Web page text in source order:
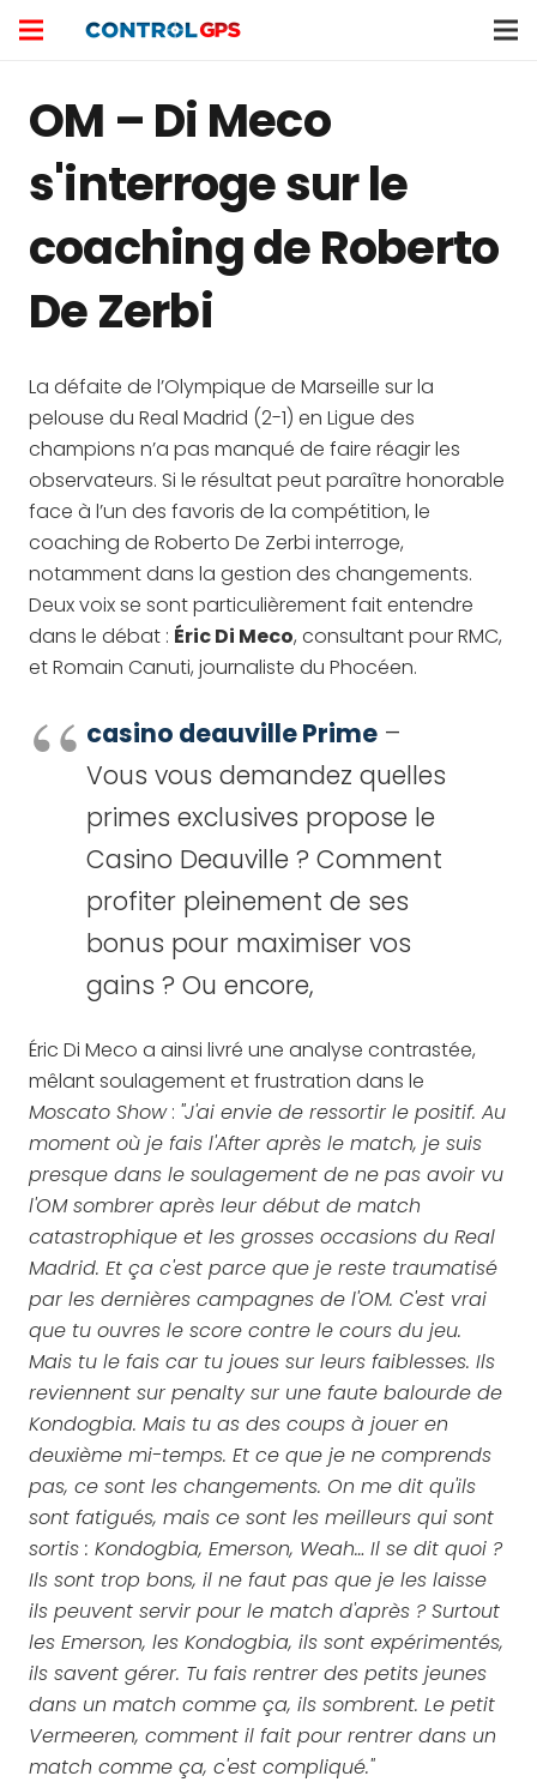
OM – Di Meco
s'interroge sur le
coaching de Roberto
De Zerbi
La défaite de l’Olympique de Marseille sur la
pelouse du Real Madrid (2-1) en Ligue des
champions n’a pas manqué de faire réagir les
observateurs. Si le résultat peut paraître honorable
face à l’un des favoris de la compétition, le
coaching de Roberto De Zerbi interroge,
notamment dans la gestion des changements.
Deux voix se sont particulièrement fait entendre
dans le débat : Éric Di Meco, consultant pour RMC,
et Romain Canuti, journaliste du Phocéen.
casino deauville Prime –
Vous vous demandez quelles
primes exclusives propose le
Casino Deauville ? Comment
profiter pleinement de ses
bonus pour maximiser vos
gains ? Ou encore,
Éric Di Meco a ainsi livré une analyse contrastée,
mêlant soulagement et frustration dans le
Moscato Show: "J'ai envie de ressortir le positif. Au
moment où je fais l'After après le match, je suis
presque dans le soulagement de ne pas avoir vu
l'OM sombrer après leur début de match
catastrophique et les grosses occasions du Real
Madrid. Et ça c'est parce que je reste traumatisé
par les dernières campagnes de l'OM. C'est vrai
que tu ouvres le score contre le cours du jeu.
Mais tu le fais car tu joues sur leurs faiblesses. Ils
reviennent sur penalty sur une faute balourde de
Kondogbia. Mais tu as des coups à jouer en
deuxième mi-temps. Et ce que je ne comprends
pas, ce sont les changements. On me dit qu'ils
sont fatigués, mais ce sont les meilleurs qui sont
sortis : Kondogbia, Emerson, Weah… Il se dit quoi ?
Ils sont trop bons, il ne faut pas que je les laisse
ils peuvent servir pour le match d'après ? Surtout
les Emerson, les Kondogbia, ils sont expérimentés,
ils savent gérer. Tu fais rentrer des petits jeunes
dans un match comme ça, ils sombrent. Le petit
Vermeeren, comment il fait pour rentrer dans un
match comme ça, c'est compliqué."